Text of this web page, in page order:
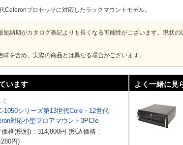
Celeronプロセッサに対応したラックマウントモデル。
短納期がカタログ表記よりも長くなる可能性がございます。現状
味を含め、実際の商品とは異なる場合がございます。
います
1050シリーズ第13世代Core・12世代
対応小型フロアマウント3PCIe
格(税別)： 314,800円 (税込価格：
円)
よく一緒に見